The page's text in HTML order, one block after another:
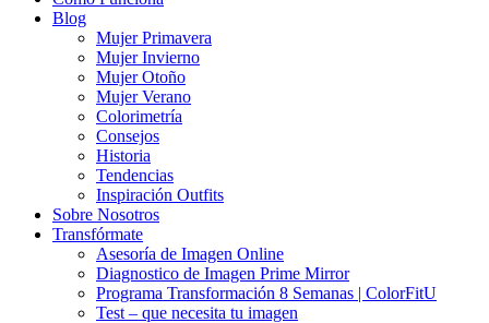
Blog
Mujer Primavera
Mujer Invierno
Mujer Otoño
Mujer Verano
Colorimetría
Consejos
Historia
Tendencias
Inspiración Outfits
Sobre Nosotros
Transfórmate
Asesoría de Imagen Online
Diagnostico de Imagen Prime Mirror
Programa Transformación 8 Semanas | ColorFitU
Test – que necesita tu imagen